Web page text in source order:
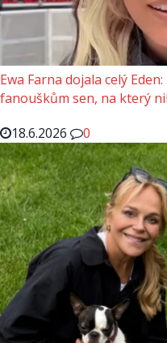
Ewa Farna dojala celý
fanouškům sen, na který
18.6.2026
0